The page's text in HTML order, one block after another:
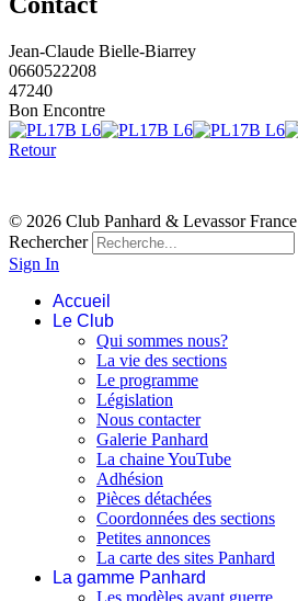
Jean-Claude Bielle-Biarrey
0660522208
47240
Bon Encontre
Retour
© 2026 Club Panhard & Levassor France
Rechercher
Sign In
Accueil
Le Club
Qui sommes nous?
La vie des sections
Le programme
Législation
Nous contacter
Galerie Panhard
La chaine YouTube
Adhésion
Pièces détachées
Coordonnées des sections
Petites annonces
La carte des sites Panhard
La gamme Panhard